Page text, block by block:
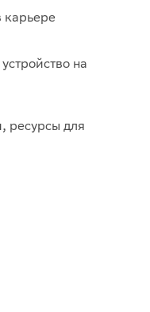
карьере
на
ресурсы для